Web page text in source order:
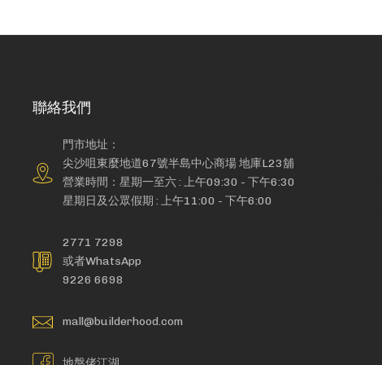
聯絡我們
門市地址：
尖沙咀東麼地道67號半島中心商場 地庫L23舖
營業時間：星期一至六 : 上午09:30 - 下午6:30
星期日及公眾假期 : 上午11:00 - 下午6:00
2771 7298
或者WhatsApp
9226 6698
mall@builderhood.com